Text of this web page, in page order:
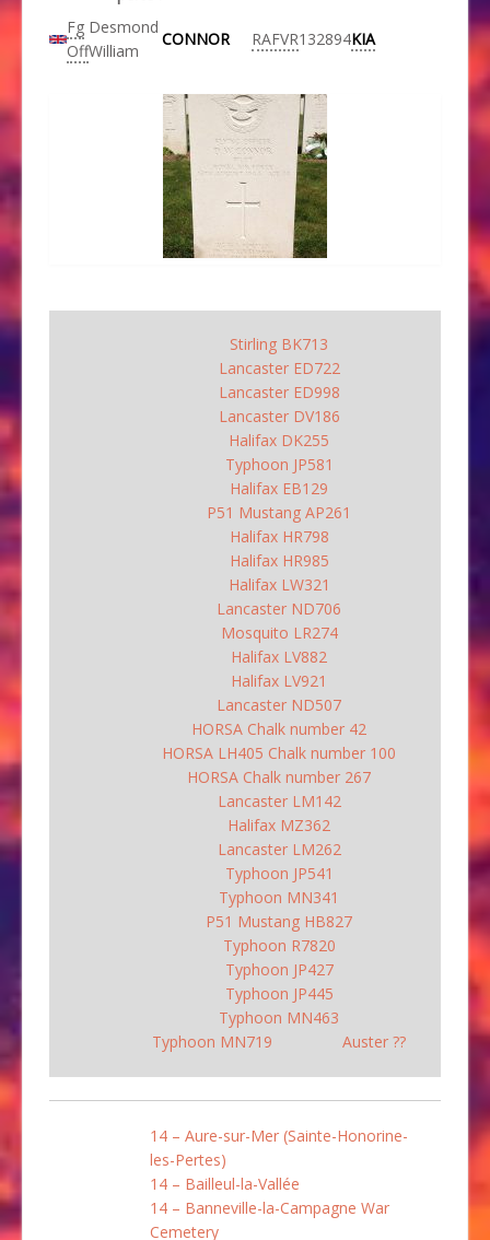
Fg
Off
Desmond
William
CONNOR RAFVR132894KIA
Stirling BK713
Lancaster ED722
Lancaster ED998
Lancaster DV186
Halifax DK255
Typhoon JP581
Halifax EB129
P51 Mustang AP261
Halifax HR798
Halifax HR985
Halifax LW321
Lancaster ND706
Mosquito LR274
Halifax LV882
Halifax LV921
Lancaster ND507
HORSA Chalk number 42
HORSA LH405 Chalk number 100
HORSA Chalk number 267
Lancaster LM142
Halifax MZ362
Lancaster LM262
Typhoon JP541
Typhoon MN341
P51 Mustang HB827
Typhoon R7820
Typhoon JP427
Typhoon JP445
Typhoon MN463
Typhoon MN719
Auster ??
14 – Aure-sur-Mer (Sainte-Honorine-
les-Pertes)
14 – Bailleul-la-Vallée
14 – Banneville-la-Campagne War
Cemetery